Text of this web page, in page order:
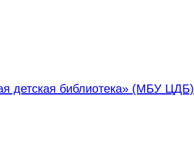
детская библиотека» (МБУ ЦДБ)